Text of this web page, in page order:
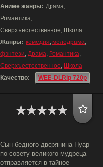
Аниме жанры: Драма,
Романтика,
Сверхъестественное, Школа
Жанры: комедия, мелодрама,
фэнтези, Драма, Романтика,
Сверхъестественное, Школа
Качество:
WEB-DLRip 720p
Сын бедного дворянина Нуар
по совету великого мудреца
отправляется в тайное